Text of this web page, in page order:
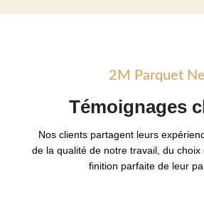
2M Parquet
Témoignages
Nos clients partagent leurs
de la qualité de notre travail, du choix
finition parfaite de leur